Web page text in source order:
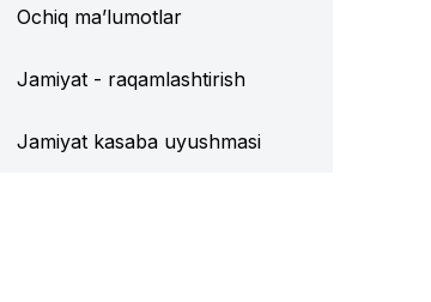
Ochiq ma’lumotlar
Jamiyat - raqamlashtirish
Jamiyat kasaba uyushmasi